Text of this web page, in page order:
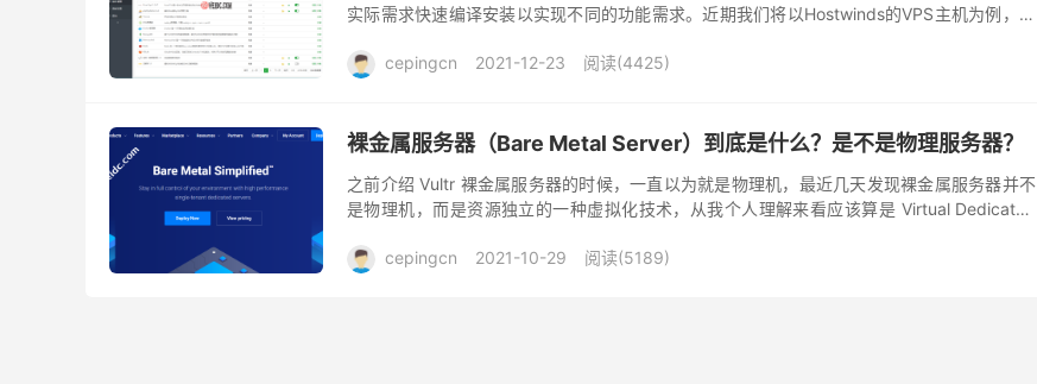
实际需求快速编译安装以实现不同的功能需求。近期我们将以Hostwinds的VPS主机为例，对
cepingcn
2021-12-23 阅读(4425)
裸金属服务器（Bare Metal Server）到底是什么？是不是物理服务器？
之前介绍 Vultr 裸金属服务器的时候，一直以为就是物理机，最近几天发现裸金属服务器并不
是物理机，而是资源独立的一种虚拟化技术，从我个人理解来看应该算是 Virtual Dedicated
cepingcn
2021-10-29 阅读(5189)